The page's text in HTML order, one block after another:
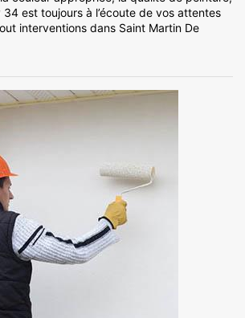
est toujours à l’écoute de vos attentes
interventions dans Saint Martin De